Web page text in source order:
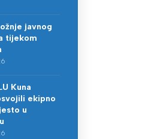
javnog
tijekom
Kuna
ekipno
u